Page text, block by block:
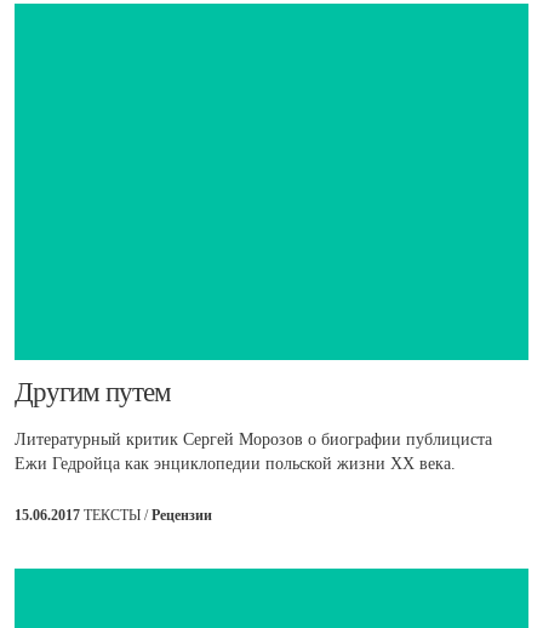
Другим путем
Литературный критик Сергей Морозов о биографии публициста
Ежи Гедройца как энциклопедии польской жизни XX века.
15.06.2017 ТЕКСТЫ /Рецензии